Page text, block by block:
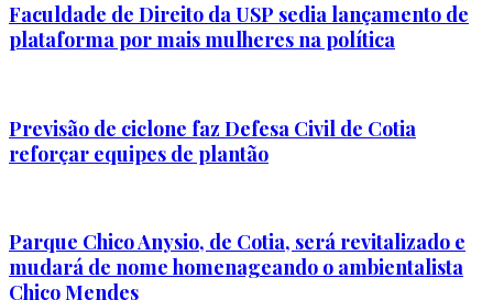
Faculdade de Direito da USP sedia lançamento de
plataforma por mais mulheres na política
Previsão de ciclone faz Defesa Civil de Cotia
reforçar equipes de plantão
Parque Chico Anysio, de Cotia, será revitalizado e
mudará de nome homenageando o ambientalista
Chico Mendes